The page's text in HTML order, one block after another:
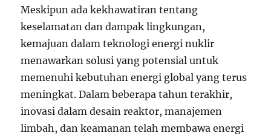
Meskipun ada kekhawatiran tentang
keselamatan dan dampak lingkungan,
kemajuan dalam teknologi energi nuklir
menawarkan solusi yang potensial untuk
memenuhi kebutuhan energi global yang terus
meningkat. Dalam beberapa tahun terakhir,
inovasi dalam desain reaktor, manajemen
limbah, dan keamanan telah membawa energi